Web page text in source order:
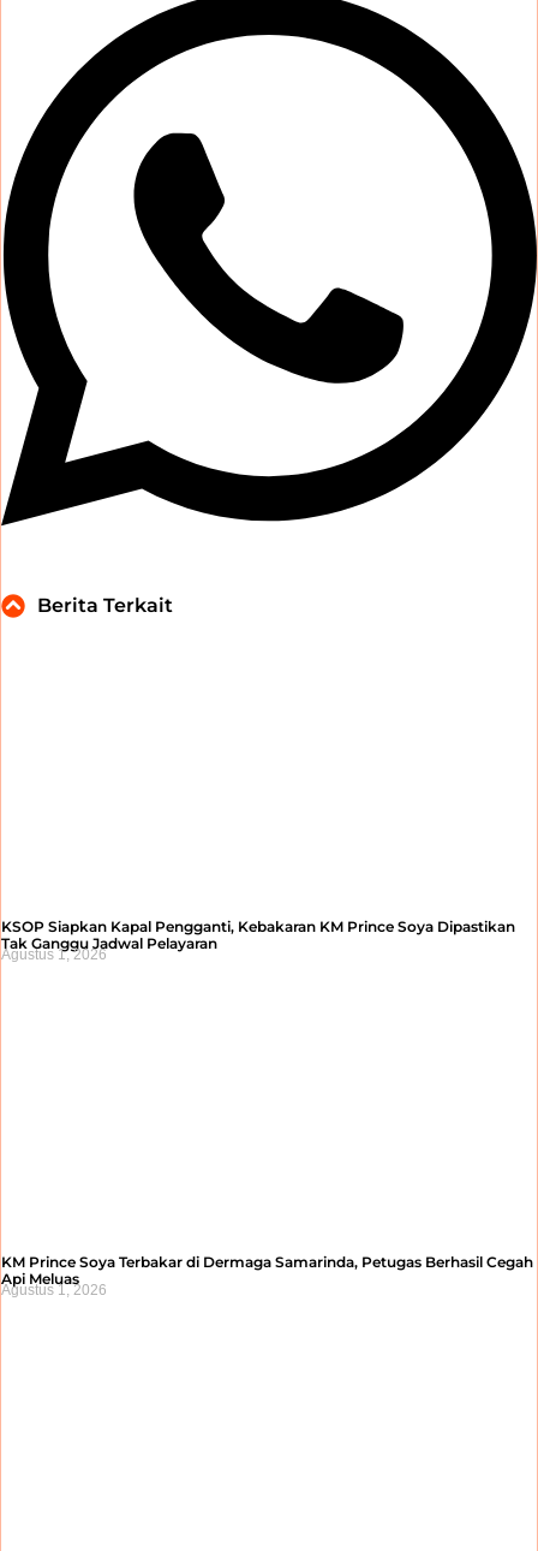
Berita Terkait
KSOP Siapkan Kapal Pengganti, Kebakaran KM Prince Soya Dipastikan
Tak Ganggu Jadwal Pelayaran
Agustus 1, 2026
KM Prince Soya Terbakar di Dermaga Samarinda, Petugas Berhasil Cegah
Api Meluas
Agustus 1, 2026